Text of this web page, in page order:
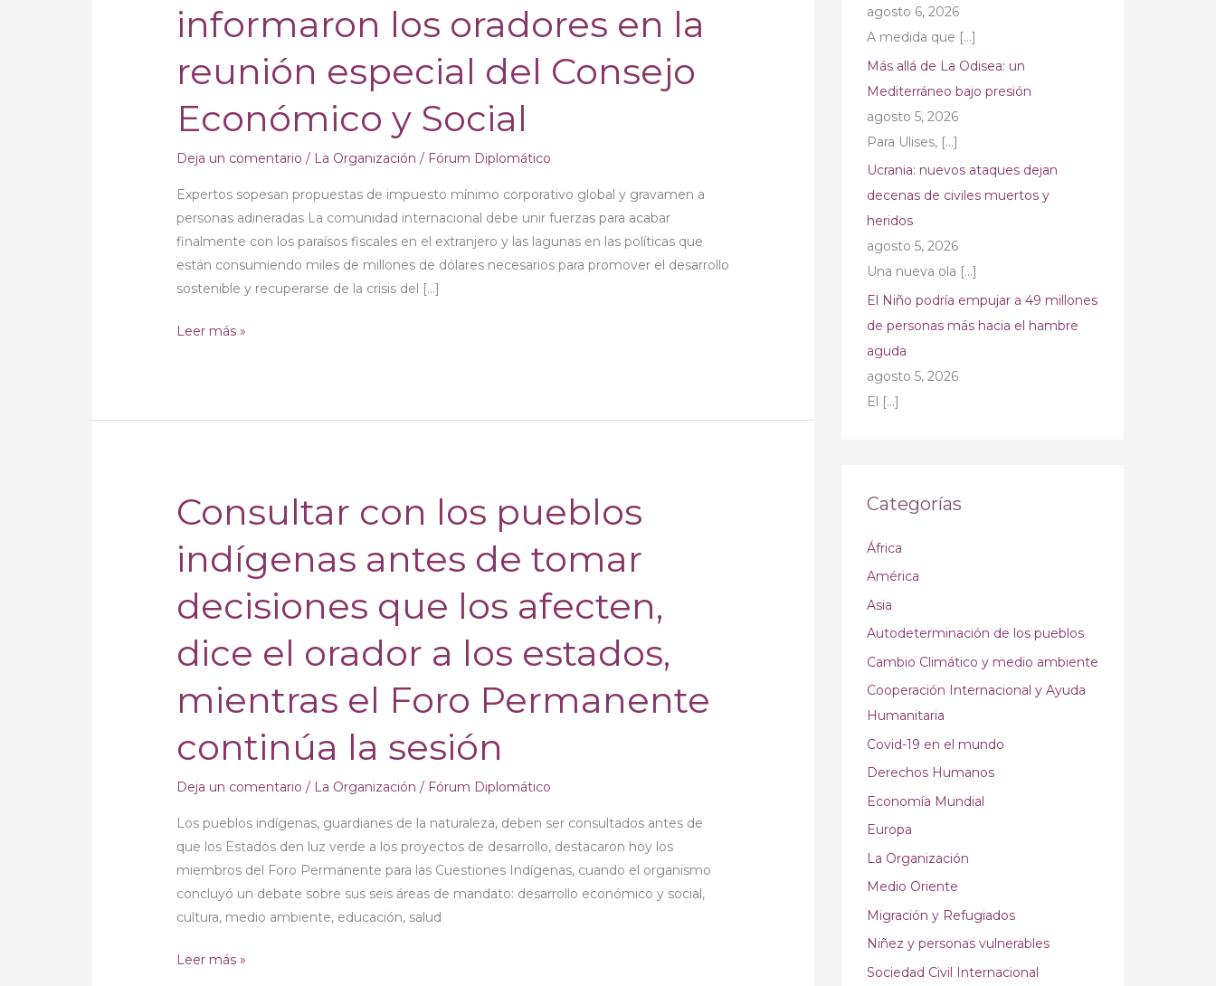
informaron los oradores en la
reunión especial del Consejo
Económico y Social
Deja un comentario / La Organización / Fórum Diplomático
Expertos sopesan propuestas de impuesto mínimo corporativo global y gravamen a
personas adineradas La comunidad internacional debe unir fuerzas para acabar
finalmente con los paraísos fiscales en el extranjero y las lagunas en las políticas que
están consumiendo miles de millones de dólares necesarios para promover el desarrollo
sostenible y recuperarse de la crisis del […]
estado,
clave
un
crecimiento
equitativo
después
la
pandemia,
informaron
los
oradores
la
Social
Leer más »
Consultar con los pueblos
indígenas antes de tomar
decisiones que los afecten,
dice el orador a los estados,
mientras el Foro Permanente
continúa la sesión
Deja un comentario / La Organización / Fórum Diplomático
Los pueblos indígenas, guardianes de la naturaleza, deben ser consultados antes de
que los Estados den luz verde a los proyectos de desarrollo, destacaron hoy los
miembros del Foro Permanente para las Cuestiones Indígenas, cuando el organismo
concluyó un debate sobre sus seis áreas de mandato: desarrollo económico y social,
cultura, medio ambiente, educación, salud
Consultar
con
los
pueblos
indígenas
antes
tomar
decisiones
que
afecten,
dice
orador
a
los
estados,
mientras
Foro
Leer más »
agosto 6, 2026
A medida que […]
Más allá de La Odisea: un
Mediterráneo bajo presión
agosto 5, 2026
Para Ulises, […]
Ucrania: nuevos ataques dejan
decenas de civiles muertos y
heridos
agosto 5, 2026
Una nueva ola […]
El Niño podría empujar a 49 millones
de personas más hacia el hambre
aguda
agosto 5, 2026
El […]
Categorías
África
América
Asia
Autodeterminación de los pueblos
Cambio Climático y medio ambiente
Cooperación Internacional y Ayuda
Humanitaria
Covid-19 en el mundo
Derechos Humanos
Economía Mundial
Europa
La Organización
Medio Oriente
Migración y Refugiados
Niñez y personas vulnerables
Sociedad Civil Internacional